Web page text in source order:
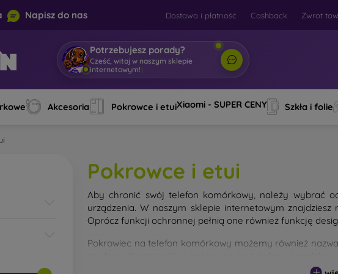
Napisz do nas Dostawa i płatność Cashback Zwrot
Potrzebujesz porady?
Cześć, witaj w naszym sklepie
internetowym!
Akcesoria Pokrowce i etuiXiaomi - SUPER CENY Szkła i folie
Pokrowce i etui
Aby chronić swój telefon komórkowy, należy wybrać
urządzenia. W naszym sklepie internetowym
Oprócz funkcji ochronnej pełnią one również funkcję
Pokrowiec na telefon komórkowy możemy również